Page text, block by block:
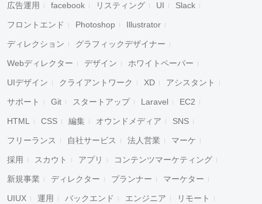
広告運用 facebook リスティング UI Slack
フロントエンド Photoshop Illustrator
ディレクション グラフィックデザイナー
Webディレクター デザイン ホワイトペーパー
UIデザイン クライアントワーク XD アシスタント
サポート Git スタートアップ Laravel EC2
HTML CSS 編集 オウンドメディア SNS
フリーランス 自社サービス 法人営業 マーケ
採用 スカウト アプリ コンテンツマーケティング
新規事業 ディレクター プランナー マーケター
UIUX 運用 バックエンド エンジニア リモート